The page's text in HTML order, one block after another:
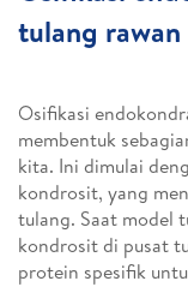
tulang
Osifikasi
membentuk
kita. Ini dimulai
kondrosit, yang
tulang. Saat model
kondrosit di pusat
protein spesifik